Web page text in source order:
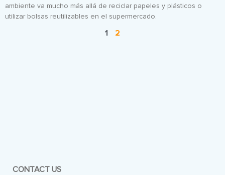
ambiente va mucho más allá de reciclar papeles y plásticos o
utilizar bolsas reutilizables en el supermercado.
1 2
CONTACT US